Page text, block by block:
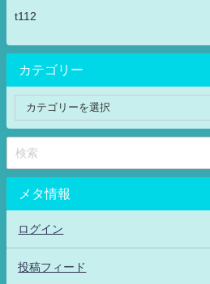
t112
カテゴリー
メタ情報
ログイン
投稿フィード